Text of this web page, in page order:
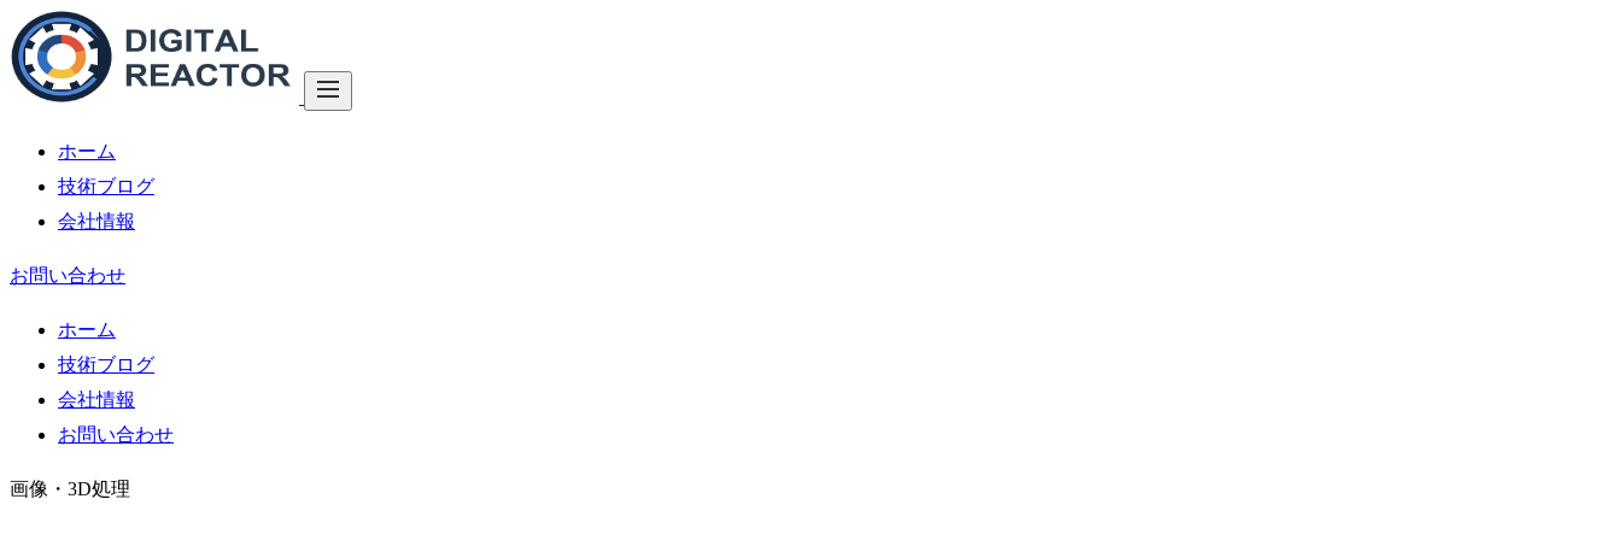
ホーム
技術ブログ
会社情報
お問い合わせ
ホーム
技術ブログ
会社情報
お問い合わせ
画像・3D処理